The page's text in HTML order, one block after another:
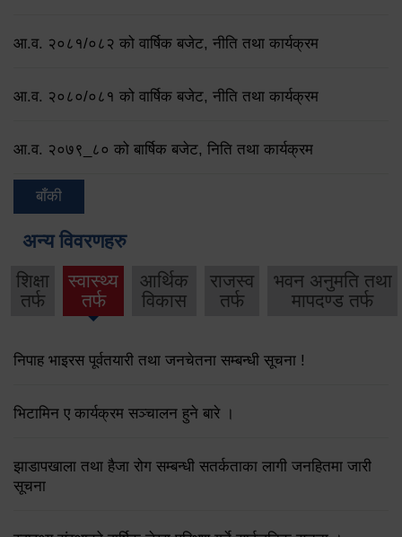
आ.व. २०८१/०८२ को वार्षिक बजेट, नीति तथा कार्यक्रम
आ.व. २०८०/०८१ को वार्षिक बजेट, नीति तथा कार्यक्रम
आ.व. २०७९‌_८० को बार्षिक बजेट, निति तथा कार्यक्रम
बाँकी
अन्य विवरणहरु
शिक्षा
तर्फ
स्वास्थ्य
तर्फ
आर्थिक
विकास
राजस्व
तर्फ
भवन अनुमति तथा
मापदण्ड तर्फ
निपाह भाइरस पूर्वतयारी तथा जनचेतना सम्बन्धी सूचना !
भिटामिन ए कार्यक्रम सञ्चालन हुने बारे ।
झाडापखाला तथा हैजा रोग सम्बन्धी सतर्कताका लागी जनहितमा जारी
सूचना